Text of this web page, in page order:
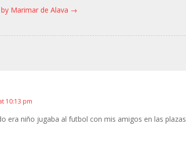
Marimar de Alava →
10:13 pm
era niño jugaba al futbol con mis amigos en las plazas